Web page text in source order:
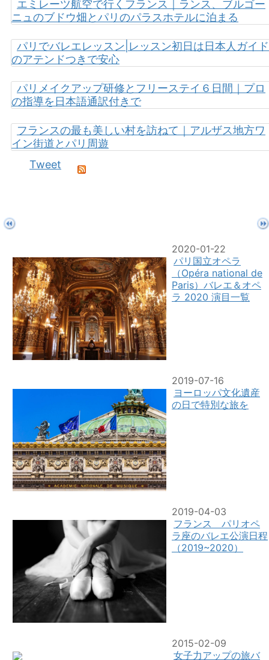
エミレーツ航空で行くフランス｜ランス、ブルゴー
ニュのブドウ畑とパリのパラスホテルに泊まる
パリでバレエレッスン|レッスン初日は日本人ガイド
のアテンドつきで安心
パリメイクアップ研修とフリーステイ６日間｜プロ
の指導を日本語通訳付きで
フランスの最も美しい村を訪ねて｜アルザス地方ワ
イン街道とパリ周遊
Tweet
2020-01-22
パリ国立オペラ
（Opéra national de
Paris）バレエ＆オペ
ラ 2020 演目一覧
2019-07-16
ヨーロッパ文化遺産
の日で特別な旅を
2019-04-03
フランス パリオペ
ラ座のバレエ公演日程
（2019~2020）
2015-02-09
女子力アップの旅バ